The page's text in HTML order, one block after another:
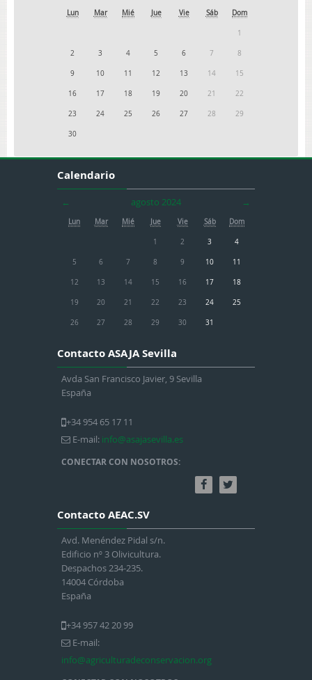
Lun Mar Mié Jue Vie Sáb Dom
1
2 3 4 5 6 7 8
9 10 11 12 13 14 15
16 17 18 19 20 21 22
23 24 25 26 27 28 29
30
Calendario
← agosto 2024 →
Lun Mar Mié Jue Vie Sáb Dom
1 2 3 4
5 6 7 8 9 10 11
12 13 14 15 16 17 18
19 20 21 22 23 24 25
26 27 28 29 30 31
Contacto ASAJA Sevilla
Avda San Francisco Javier, 9 Sevilla
España
+34 954 65 17 11
E-mail: info@asajasevilla.es
CONECTAR CON NOSOTROS:
Contacto AEAC.SV
Avd. Menéndez Pidal s/n.
Edificio nº 3 Olivicultura.
Despachos 234-235.
14004 Córdoba
España
+34 957 42 20 99
E-mail:
info@agriculturadeconservacion.org